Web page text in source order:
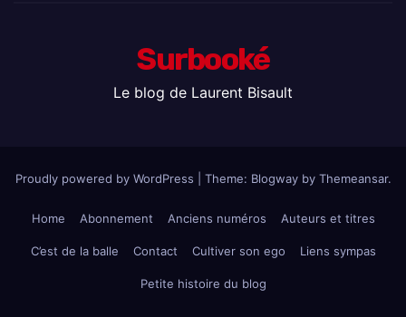
Surbooké
Le blog de Laurent Bisault
Proudly powered by WordPress Theme: Blogwayby Themeansar.
Home Abonnement Anciens numéros Auteurs et titres
C’est de la balle Contact Cultiver son ego Liens sympas
Petite histoire du blog